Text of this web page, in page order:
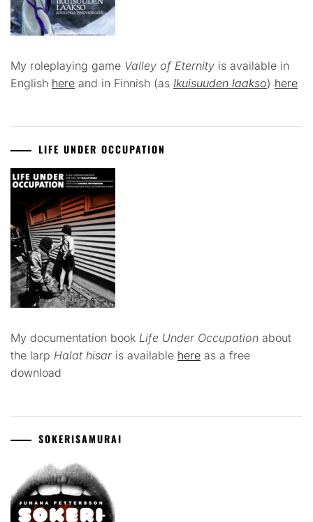
My roleplaying game Valley of Eternity is available in
English here and in Finnish (as Ikuisuuden laakso) here
LIFE UNDER OCCUPATION
My documentation book Life Under Occupation about
the larp Halat hisar is available here as a free
download
SOKERISAMURAI